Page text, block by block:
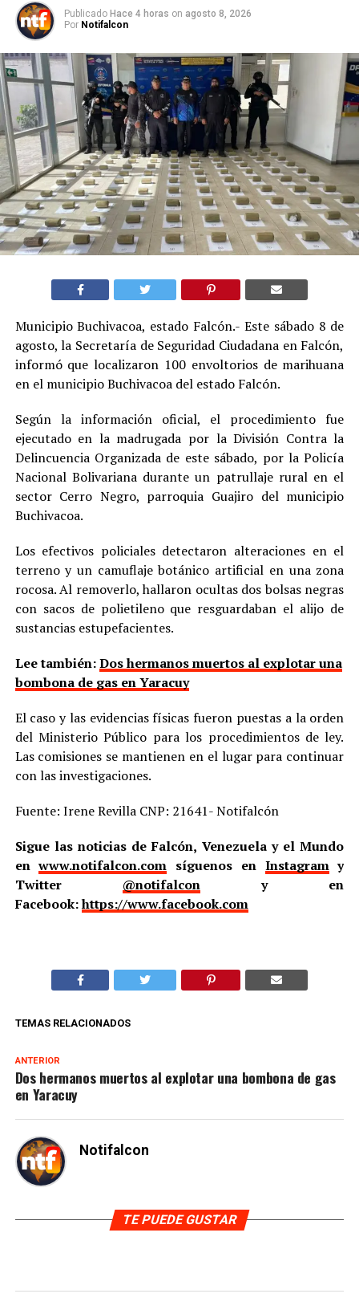
Publicado Hace 4 horas on agosto 8, 2026
Por Notifalcon
Municipio Buchivacoa, estado Falcón.- Este sábado 8 de
agosto, la Secretaría de Seguridad Ciudadana en Falcón,
informó que localizaron 100 envoltorios de marihuana
en el municipio Buchivacoa del estado Falcón.
Según la información oficial, el procedimiento fue
ejecutado en la madrugada por la División Contra la
Delincuencia Organizada de este sábado, por la Policía
Nacional Bolivariana durante un patrullaje rural en el
sector Cerro Negro, parroquia Guajiro del municipio
Buchivacoa.
Los efectivos policiales detectaron alteraciones en el
terreno y un camuflaje botánico artificial en una zona
rocosa. Al removerlo, hallaron ocultas dos bolsas negras
con sacos de polietileno que resguardaban el alijo de
sustancias estupefacientes.
Lee también:Dos hermanos muertos al explotar una
bombona de gas en Yaracuy
El caso y las evidencias físicas fueron puestas a la orden
del Ministerio Público para los procedimientos de ley.
Las comisiones se mantienen en el lugar para continuar
con las investigaciones.
Fuente: Irene Revilla CNP: 21641- Notifalcón
Sigue las noticias de Falcón, Venezuela y el Mundo
enwww.notifalcon.com síguenos en Instagramy
Twitter @notifalcony en
Facebook:https://www.facebook.com
TEMAS RELACIONADOS
ANTERIOR
Dos hermanos muertos al explotar una bombona de gas
en Yaracuy
Notifalcon
TE PUEDE GUSTAR